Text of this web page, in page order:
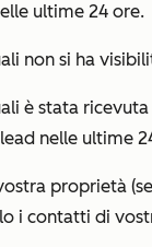
ultime 24 ore.
non si ha
è stata
nelle ultime
proprietà
i contatti di